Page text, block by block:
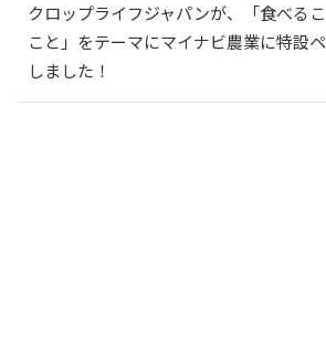
クロップライフジャパンが、「食べる
こと」をテーマにマイナビ農業に特設
しました！